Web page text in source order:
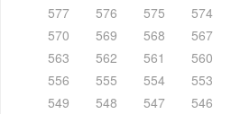
577
576 575 574
570
569 568 567
563
562 561 560
556
555 554 553
549
548 547 546